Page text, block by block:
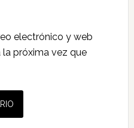
electrónico y web
próxima vez que